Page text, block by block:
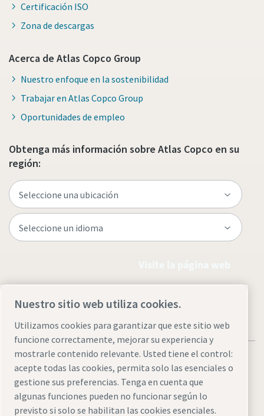
Certificación ISO
Zona de descargas
Acerca de Atlas Copco Group
Nuestro enfoque en la sostenibilidad
Trabajar en Atlas Copco Group
Oportunidades de empleo
Obtenga más información sobre Atlas Copco en su
región:
Aviso legal y aviso de privacidadAdministrar cookies
Nuestro sitio web utiliza cookies.
Utilizamos cookies para garantizar que este sitio web
funcione correctamente, mejorar su experiencia y
mostrarle contenido relevante. Usted tiene el control:
acepte todas las cookies, permita solo las esenciales o
gestione sus preferencias. Tenga en cuenta que
algunas funciones pueden no funcionar según lo
previsto si solo se habilitan las cookies esenciales.